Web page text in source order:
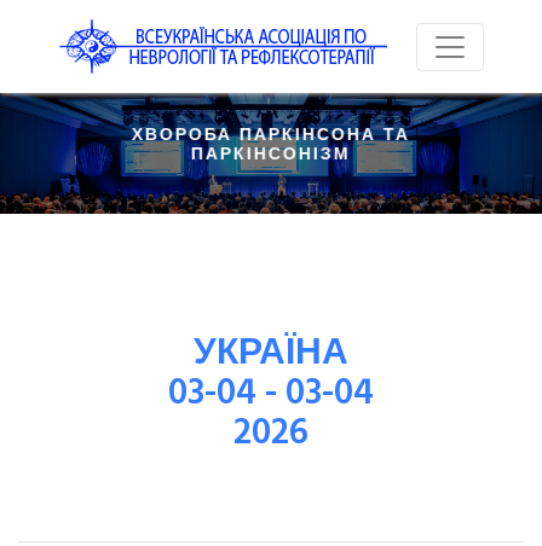
ХВОРОБА ПАРКІНСОНА ТА
ПАРКІНСОНІЗМ
УКРАЇНА
03-04 - 03-04
2026